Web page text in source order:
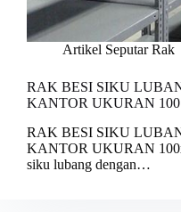
Artikel Seputar Rak
RAK BESI SIKU
KANTOR UKURAN 100
RAK BESI SIKU
KANTOR UKURAN
siku lubang dengan…